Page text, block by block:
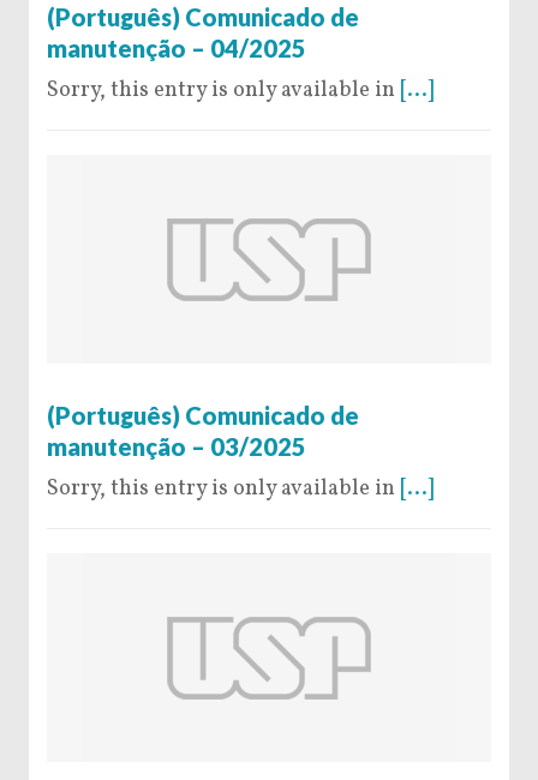
(Português) Comunicado de
manutenção – 04/2025
Sorry, this entry is only available in [...]
(Português) Comunicado de
manutenção – 03/2025
Sorry, this entry is only available in [...]